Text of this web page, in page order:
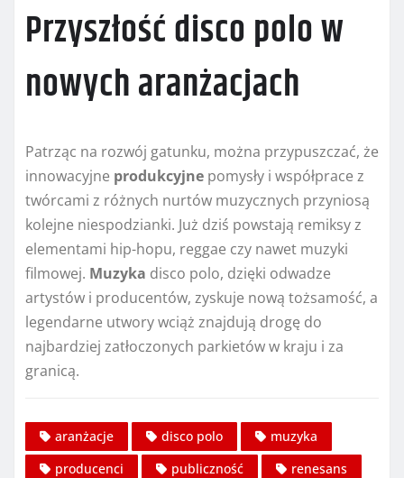
Przyszłość disco polo w
nowych aranżacjach
Patrząc na rozwój gatunku, można przypuszczać, że
innowacyjne produkcyjne pomysły i współprace z
twórcami z różnych nurtów muzycznych przyniosą
kolejne niespodzianki. Już dziś powstają remiksy z
elementami hip-hopu, reggae czy nawet muzyki
filmowej. Muzyka disco polo, dzięki odwadze
artystów i producentów, zyskuje nową tożsamość, a
legendarne utwory wciąż znajdują drogę do
najbardziej zatłoczonych parkietów w kraju i za
granicą.
aranżacje disco polo
muzyka
producenci
publiczność
renesans